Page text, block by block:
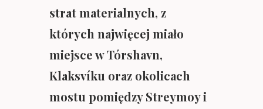
strat materialnych, z
których najwięcej miało
miejsce w Tórshavn,
Klaksvíku oraz okolicach
mostu pomiędzy Streymoy i